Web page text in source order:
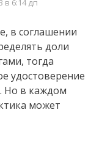
в 6:14 дп
в соглашении
доли
тогда
удостоверение
Но в каждом
может